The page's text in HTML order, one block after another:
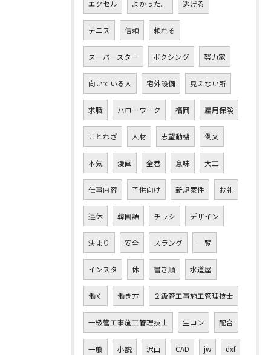
エクセル よかった。 逃げる
テニス 信頼 頼れる
スーパースター ボクシング 努力家
向いている人 宅外設備 見えない所
求職 ハローワーク 福岡 雇用保険
ことわざ 人材 志望動機 例文
本気 漫画 全巻 意味 大工
仕事内容 子供向け 新規案件 お礼
連休 韓国語 チラシ デザイン
決まり 安全 スラング 一覧
インスタ 休 書き順 水道屋
働く 働き方 ２級管工事施工管理技士
一級管工事施工管理技士 生コン 配合
一般 小説 沢山 CAD jw dxf